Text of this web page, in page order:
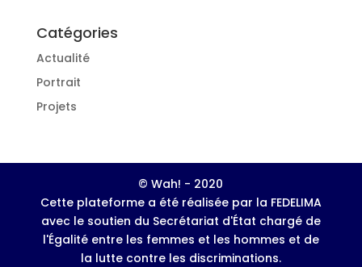
Catégories
Actualité
Portrait
Projets
© Wah! - 2020
Cette plateforme a été réalisée par la FEDELIMA
avec le soutien du Secrétariat d'État chargé de
l'Égalité entre les femmes et les hommes et de
la lutte contre les discriminations.